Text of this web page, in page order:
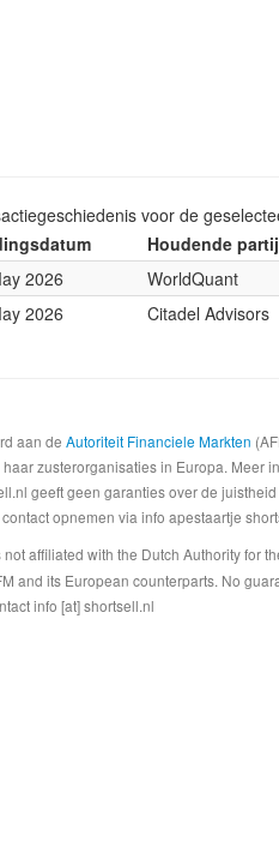
voor de
Houdende partij
2026
WorldQuant
2026
Citadel Advisors
aan de Autoriteit Financiele Markten
zusterorganisaties in Europa.
geeft geen garanties over de
opnemen via info apestaartje
affiliated with the Dutch Authority for
and its European counterparts. No
info [at] shortsell.nl